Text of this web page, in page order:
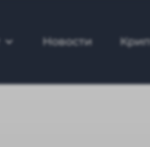
Новости